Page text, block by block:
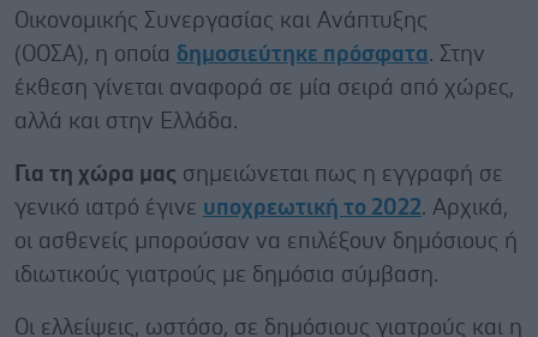
Οικονομικής Συνεργασίας και Ανάπτυξης
(ΟΟΣΑ), η οποία δημοσιεύτηκε πρόσφατα. Στην
έκθεση γίνεται αναφορά σε μία σειρά από χώρες,
αλλά και στην Ελλάδα.
Για τη χώρα μας σημειώνεται πως η εγγραφή σε
γενικό ιατρό έγινε υποχρεωτική το 2022. Αρχικά,
οι ασθενείς μπορούσαν να επιλέξουν δημόσιους ή
ιδιωτικούς γιατρούς με δημόσια σύμβαση.
Οι ελλείψεις, ωστόσο, σε δημόσιους γιατρούς και η